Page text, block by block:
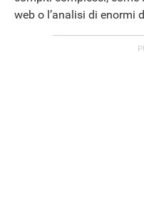
web o l’analisi di enormi